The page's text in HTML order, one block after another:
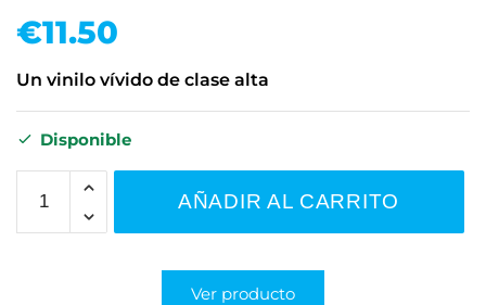
€11.50
Un vinilo vívido de clase alta
Disponible
AÑADIR AL CARRITO
Ver producto